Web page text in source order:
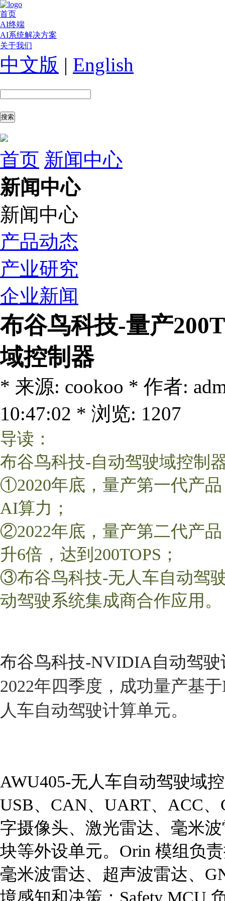
首页
AI终端
AI系统解决方案
关于我们
中文版 | English
首页 新闻中心
新闻中心
新闻中心
产品动态
产业研究
企业新闻
布谷鸟科技-量产
域控制器
* 来源: cookoo * 作者:
10:47:02 * 浏览: 1207
导读：
布谷鸟科技-自动驾驶域控制
①2020年底，量产第一代产品
AI算力；
②2022年底，量产第二代产
升6倍，达到200TOPS；
③布谷鸟科技-无人车自动驾
动驾驶系统集成商合作应用。
布谷鸟科技-NVIDIA自动驾
2022年四季度，成功量产基
人车自动驾驶计算单元。
AWU405-无人车自动驾驶域
USB、CAN、UART、ACC
字摄像头、激光雷达、毫米
块等外设单元。Orin 模组负
毫米波雷达、超声波雷达、
境感知和决策；Safety MCU